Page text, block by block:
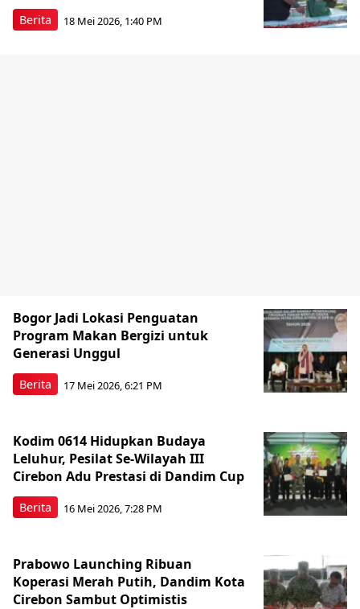
Berita 18 Mei 2026, 1:40 PM
Berita
Bogor Jadi Lokasi Penguatan
Program Makan Bergizi untuk
Generasi Unggul
17 Mei 2026, 6:21 PM
Berita
Kodim 0614 Hidupkan Budaya
Leluhur, Pesilat Se-Wilayah III
Cirebon Adu Prestasi di Dandim Cup
16 Mei 2026, 7:28 PM
Prabowo Launching Ribuan
Koperasi Merah Putih, Dandim Kota
Cirebon Sambut Optimistis